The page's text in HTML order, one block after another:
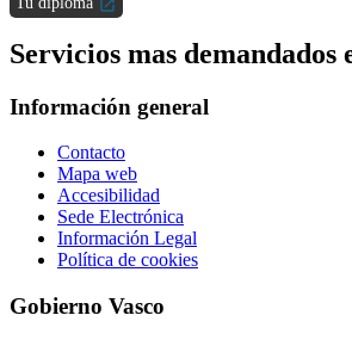
Servicios mas demandados
Información general
Contacto
Mapa web
Accesibilidad
Sede Electrónica
Información Legal
Política de cookies
Gobierno Vasco